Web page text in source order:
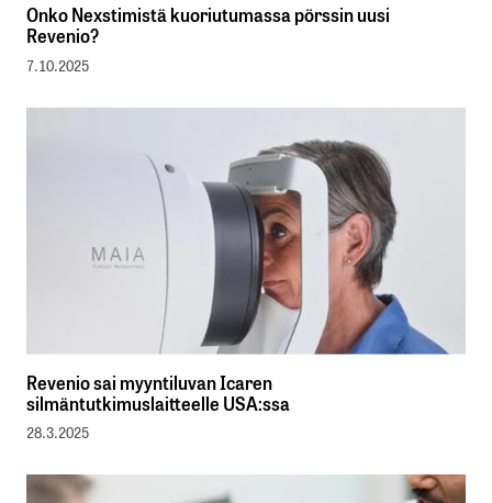
Onko Nexstimistä kuoriutumassa pörssin uusi
Revenio?
7.10.2025
Revenio sai myyntiluvan Icaren
silmäntutkimuslaitteelle USA:ssa
28.3.2025